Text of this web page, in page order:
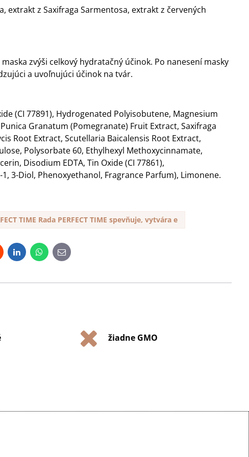
z Saxifraga Sarmentosa, extrakt z červených
zvýši celkový hydratačný účinok. Po nanesení masky
a uvoľnujúci účinok na tvár.
(CI 77891), Hydrogenated Polyisobutene, Magnesium
Granatum (Pomegranate) Fruit Extract, Saxifraga
Root Extract, Scutellaria Baicalensis Root Extract,
Polysorbate 60, Ethylhexyl Methoxycinnamate,
Disodium EDTA, Tin Oxide (CI 77861),
3-Diol, Phenoxyethanol, Fragrance Parfum), Limonene.
TIME Rada PERFECT TIME spevňuje, vytvára e
LinkedInWhatsApp
E-
mail
žiadne GMO